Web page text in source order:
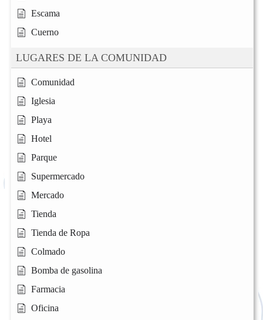
Escama
Cuerno
LUGARES DE LA COMUNIDAD
Comunidad
Iglesia
Playa
Hotel
Parque
Supermercado
Mercado
Tienda
Tienda de Ropa
Colmado
Bomba de gasolina
Farmacia
Oficina